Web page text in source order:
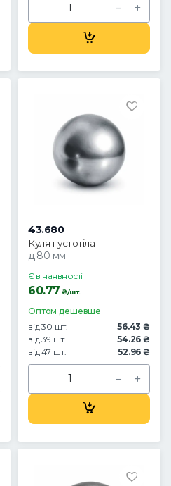
43.680
Куля пустотіла
д.80 мм
Є в наявності
60.77 ₴/шт.
Оптом дешевше
від 30 шт.
56.43 ₴
від 39 шт.
54.26 ₴
від 47 шт.
52.96 ₴